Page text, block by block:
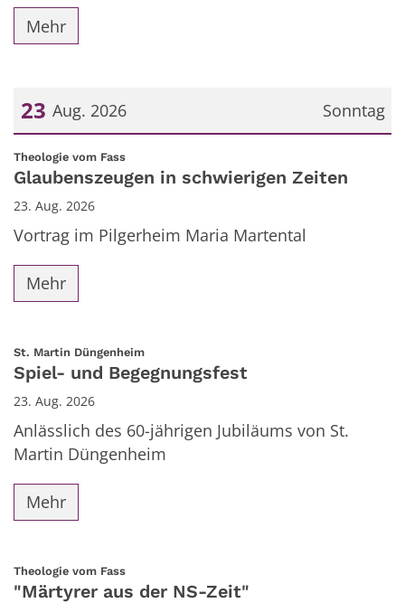
Mehr
Sonntag
23 Aug. 2026
Datum: 23. August 2026
Theologie vom Fass:
Glaubenszeugen in schwierigen Zeiten
23. Aug. 2026
Vortrag im Pilgerheim Maria Martental
Mehr
St. Martin Düngenheim:
Spiel- und Begegnungsfest
23. Aug. 2026
Anlässlich des 60-jährigen Jubiläums von St.
Martin Düngenheim
Mehr
Theologie vom Fass:
"Märtyrer aus der NS-Zeit"